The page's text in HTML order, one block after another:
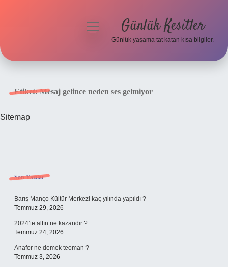
menüyü
Günlük Kesitler
Günlük yaşama tat katan kısa bilgiler.
Etiket:Mesaj gelince neden ses gelmiyor
Sitemap
Sidebar
Son Yazılar
Barış Manço Kültür Merkezi kaç yılında yapıldı ?
Temmuz 29, 2026
2024’te altın ne kazandır ?
Temmuz 24, 2026
Anafor ne demek teoman ?
Temmuz 3, 2026